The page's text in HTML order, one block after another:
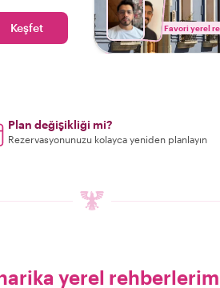
Keşfet Favori yerel
Plan değişikliği mi?
Rezervasyonunuzu kolayca yeniden planlayın
yerel